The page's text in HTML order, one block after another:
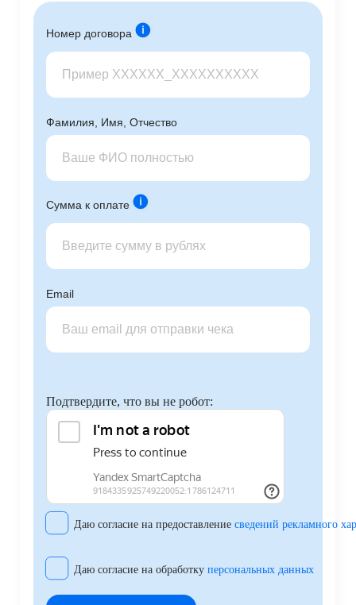
Номер договора
Фамилия, Имя, Отчество
Сумма к оплате
Email
Подтвердите, что вы не робот:
Даю согласие на предоставление сведений рекламного
Даю согласие на обработку персональных данных